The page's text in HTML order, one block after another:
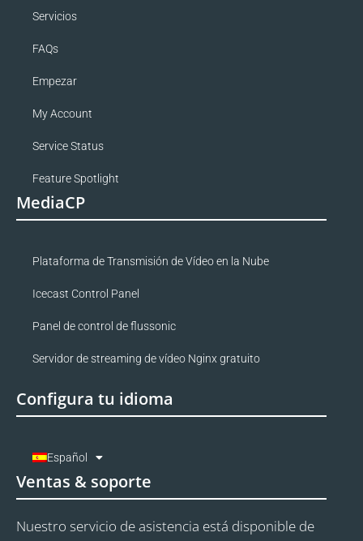
Servicios
FAQs
Empezar
My Account
Service Status
Feature Spotlight
MediaCP
Plataforma de Transmisión de Vídeo en la Nube
Icecast Control Panel
Panel de control de flussonic
Servidor de streaming de vídeo Nginx gratuito
Configura tu idioma
Español
Ventas & soporte
Nuestro servicio de asistencia está disponible de